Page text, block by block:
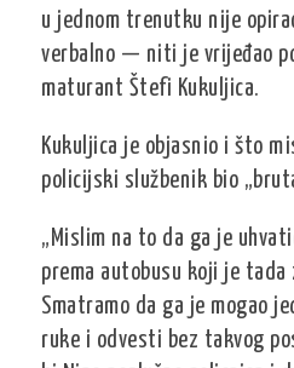
u jednom trenutku nije
verbalno — niti je vrijeđao
maturant Štefi Kukuljica.
Kukuljica je objasnio i što
policijski službenik bio
„Mislim na to da ga je
prema autobusu koji je
Smatramo da ga je mogao
ruke i odvesti bez takvog